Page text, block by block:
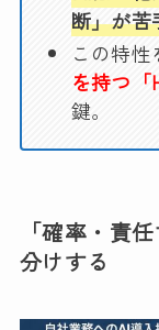
断」が苦
この特性
を持つ「
鍵。
「確率・責
分けする